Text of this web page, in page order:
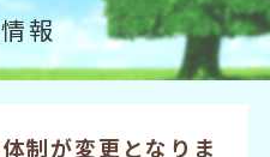
報
制が変更となりま